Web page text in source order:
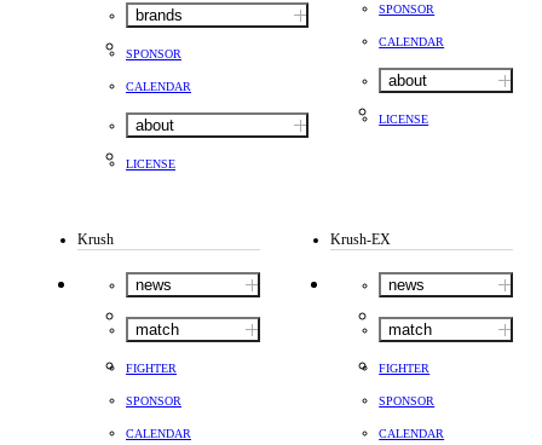
brands
SPONSOR
CALENDAR
about
LICENSE
SPONSOR
CALENDAR
about
LICENSE
Krush
news
match
FIGHTER
SPONSOR
CALENDAR
Krush-EX
news
match
FIGHTER
SPONSOR
CALENDAR